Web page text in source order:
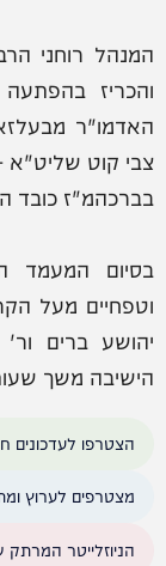
המנהל רוחני
והכריז
האדמו"ר
צבי קוט
בברכהמ"ז כובד
בסיום המעמד
וטפחיים מעל
יהושע ברים
הישיבה משך
הצטרפו
מצטרפים לערוץ
הניוזלייטר